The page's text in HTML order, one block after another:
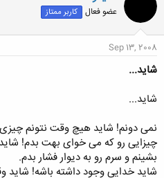
ا
عضو فعال کاربر ممتاز
Sep 13, 2008
شاید...
شاید...
نمی دونم! شاید هیچ وقت نتونم
چیزایی رو که می خوای بهت بدم!
بشینم و سرم رو به دیوار فشار بدم.
شاید خدایی وجود داشته باشه! شاید